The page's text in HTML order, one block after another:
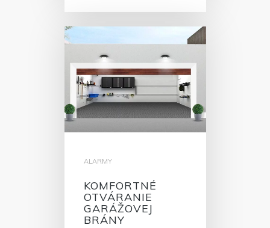
ALARMY
KOMFORTNÉ
OTVÁRANIE
GARÁŽOVEJ
BRÁNY